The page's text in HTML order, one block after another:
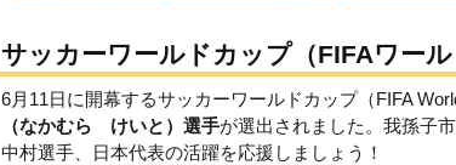
サッカーワールドカップ（FIFAワール
6月11日に開幕するサッカーワールドカップ（FIFA
（なかむら けいと）選手が選出されました。我孫子
中村選手、日本代表の活躍を応援しましょう！